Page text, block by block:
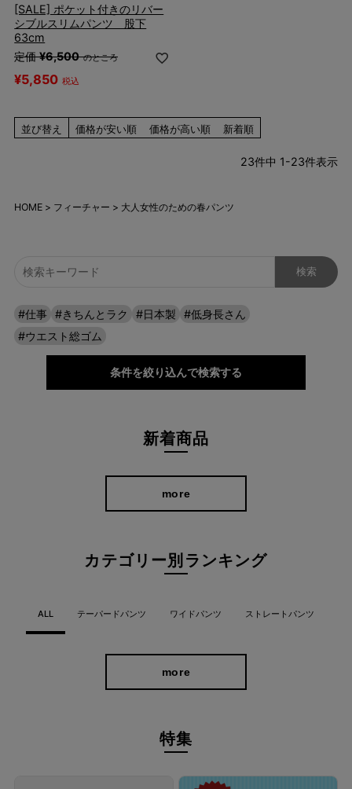
[SALE] ポケット付きのリバー
シブルスリムパンツ 股下
63cm
定価 ¥6,500 のところ
¥5,850 税込
並び替え 価格が安い順 価格が高い順 新着順
23件中 1-23件表示
HOME フィーチャー 大人女性のための春パンツ
#仕事 #きちんとラク #日本製
#低身長さん
#ウエスト総ゴム
条件を絞り込んで検索する
新着商品
more
カテゴリー別ランキング
ALL テーパードパンツ ワイドパンツ ストレートパンツ
more
特集